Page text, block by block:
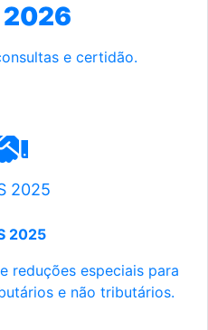
2026
e certidão.
2025
2025
reduções especiais para
e não tributários.